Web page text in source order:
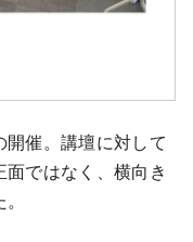
催。講壇に対して
ではなく、横向き